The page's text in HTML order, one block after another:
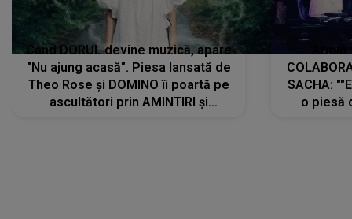
Când DORUL devine muzică, apare
"Nu ajung acasă". Piesa lansată de
Theo Rose și DOMINO îi poartă pe
ascultători prin AMINTIRI și
SACHA:
o piesă